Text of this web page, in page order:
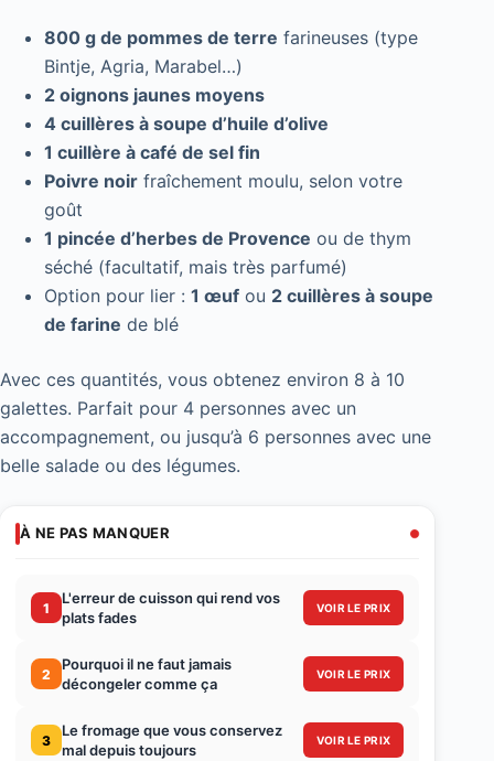
800 g de pommes de terre farineuses (type
Bintje, Agria, Marabel…)
2 oignons jaunes moyens
4 cuillères à soupe d’huile d’olive
1 cuillère à café de sel fin
Poivre noir fraîchement moulu, selon votre
goût
1 pincée d’herbes de Provence ou de thym
séché (facultatif, mais très parfumé)
Option pour lier : 1 œuf ou 2 cuillères à soupe
de farine de blé
Avec ces quantités, vous obtenez environ 8 à 10
galettes. Parfait pour 4 personnes avec un
accompagnement, ou jusqu’à 6 personnes avec une
belle salade ou des légumes.
À NE PAS MANQUER
1
L'erreur de cuisson qui rend vos
plats fades
VOIR LE PRIX
2
Pourquoi il ne faut jamais
décongeler comme ça
VOIR LE PRIX
3
Le fromage que vous conservez
mal depuis toujours
VOIR LE PRIX